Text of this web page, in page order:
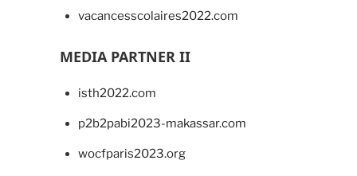
vacancesscolaires2022.com
MEDIA PARTNER II
isth2022.com
p2b2pabi2023-makassar.com
wocfparis2023.org